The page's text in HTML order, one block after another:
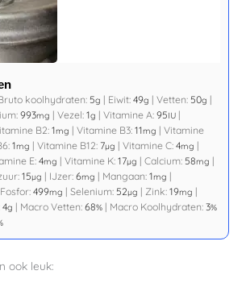
koolhydraten: 5g | Eiwit:49g |Vetten: 50g |
993mg |Vezel:1g |Vitamine A:95IU |
B2:1mg |Vitamine B3:11mg |Vitamine
1mg |Vitamine B12: 7µg |Vitamine C:4mg |
E:4mg |Vitamine K:17µg |Calcium: 58mg |
15µg | IJzer:6mg | Mangaan:1mg |
Fosfor:499mg |Selenium: 52µg |Zink:19mg |
4g | Macro Vetten:68% | Macro Koolhydraten:3%
ook leuk: